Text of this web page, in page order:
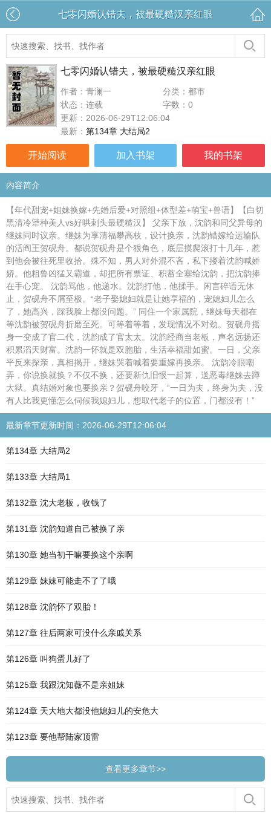
七零闪婚认错夫，被最硬糙汉亲红眼
七零闪婚认错夫，被最硬糙汉亲红眼
作者：青澜一
分类：都市
状态：连载
字数：0
更新：2026-06-29T12:06:04
最新： 第134章 大结局2
开始阅读 加入书架 我的书架
内容简介
【年代甜宠+姐妹换嫁+先婚后爱+对照组+体型差+萌宝+兽语】【白切
黑清冷犟种美人vs好哄刺头最硬糙汉】 父亲下放，沈韵和同父异母的
继妹同时议亲。继妹为享清福攀高枝，设计换亲，沈韵错嫁给运输队
的活阎王贺砚舟。都说贺砚舟是个狠角色，底层摸爬滚打十几年，惹
到他会被往死里收拾。殊不知，男人对外混不吝，私下搂着沈韵喊娇
娇。他粗鲁凶猛又霸道，却把所有票证、积蓄全塞给沈韵，把沈韵捧
在手心宠。 沈韵骂他，他递水。沈韵打他，他揉手。闲言碎语无休
止，贺砚舟不屑至极。“老子娶媳妇就是让她享福的，宠媳妇儿怎么
了，她高兴，踩我脸上都没问题。” 同住一个家属院，继妹每天都在
等沈韵被贺砚舟折磨至死。可等着等着，发现情况不对劲。贺砚舟摇
身一变成了官二代，沈韵成了官太太。沈韵经商当老板，声名远扬还
积累滔天财富。沈韵一怀就是双胞胎，生活幸福甜如蜜。一日，父亲
平反来探亲，真相揭开，继妹哭着喊着要重嫁再换亲。 沈韵冷眼嘲
弄，你说换就换？不仅不换，还要新仇旧恨一起算，送恶毒继妹去蹲
大狱。真结婚对象也要换亲？贺砚舟咬牙，“一日为夫，终身为夫，没
有人比我更懂怎么伺候我媳妇儿，想取代老子的位置，门都没有！”
最新章节更新时间：2026-06-29T12:06:04
第134章 大结局2
第133章 大结局1
第132章 沈大老板，收钱了
第131章 沈韵知道自己被换了亲
第130章 她当初干嘛要换这个亲啊
第129章 妹妹可能走不了了哦
第128章 沈韵怀了双胎！
第127章 往后两家可没什么亲戚关系
第126章 叫狗蛋儿好了
第125章 我跟沈知薇不是亲姐妹
第124章 天大地大都没他媳妇儿的安危大
第123章 要他帮陆家顶雷
查看更多章节>>